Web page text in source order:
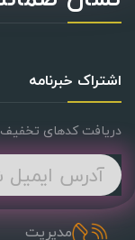
اشتراک خبرنامه
دریافت کدهای تخفیف
مدیریت